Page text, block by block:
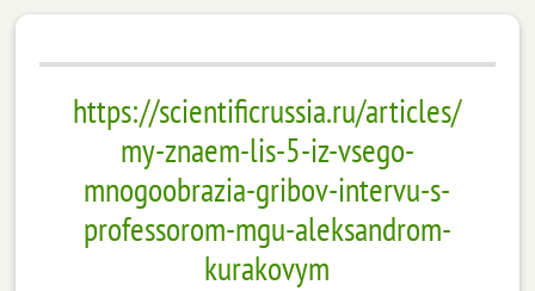
https://scientificrussia.ru/articles/
my-znaem-lis-5-iz-vsego-
mnogoobrazia-gribov-intervu-s-
professorom-mgu-aleksandrom-
kurakovym